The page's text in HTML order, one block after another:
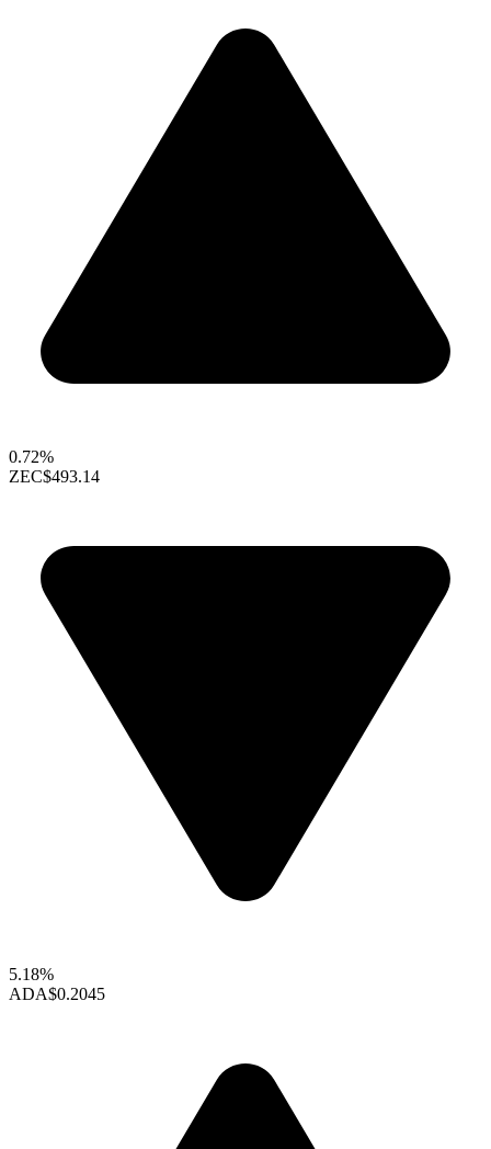
0.72%
ZEC$493.14
5.18%
ADA$0.2045